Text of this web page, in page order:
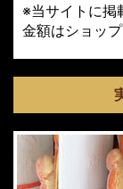
※当サイトに掲
金額はショッ